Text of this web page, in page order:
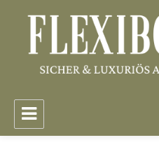
FlexiBock – Sicher &